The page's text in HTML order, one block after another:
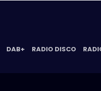
DAB+ RADIO DISCO